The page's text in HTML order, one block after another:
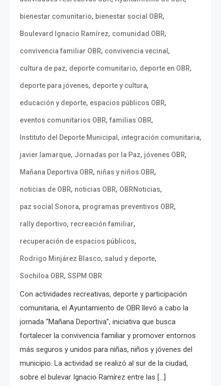
bienestar comunitario, bienestar social OBR,
Boulevard Ignacio Ramírez, comunidad OBR,
convivencia familiar OBR, convivencia vecinal,
cultura de paz, deporte comunitario, deporte en OBR,
deporte para jóvenes, deporte y cultura,
educación y deporte, espacios públicos OBR,
eventos comunitarios OBR, familias OBR,
Instituto del Deporte Municipal, integración comunitaria,
javier lamarque, Jornadas por la Paz, jóvenes OBR,
Mañana Deportiva OBR, niñas y niños OBR,
noticias de OBR, noticias OBR, OBRNoticias,
paz social Sonora, programas preventivos OBR,
rally deportivo, recreación familiar,
recuperación de espacios públicos,
Rodrigo Minjárez Blasco, salud y deporte,
Sochiloa OBR, SSPM OBR
Con actividades recreativas, deporte y participación
comunitaria, el Ayuntamiento de OBR llevó a cabo la
jornada “Mañana Deportiva”, iniciativa que busca
fortalecer la convivencia familiar y promover entornos
más seguros y unidos para niñas, niños y jóvenes del
municipio. La actividad se realizó al sur de la ciudad,
sobre el bulevar Ignacio Ramírez entre las […]